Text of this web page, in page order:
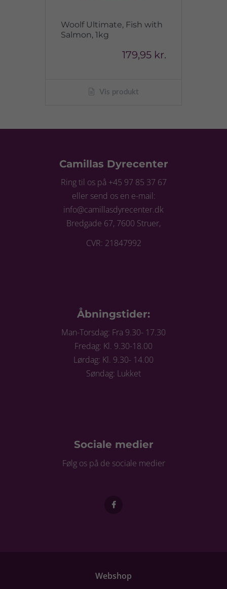
Woolf Ultimate, Fish with
Salmon, 1kg
179,95 kr.
Vis produkt
Camillas Dyrecenter
Ring til os på +45 97 85 37 67
eller send os en e-mail:
info@camillasdyrecenter.dk
Bredgade 67, 7600 Struer,
CVR: 21847992
Åbningstider:
Man-Torsdag: Fra 9.30- 17.30
Fredag: Kl. 9.30-18.00
Lørdag: Kl. 9.30- 14.00
Søndag: Lukket
Sociale medier
Følg os på de sociale medier
Webshop